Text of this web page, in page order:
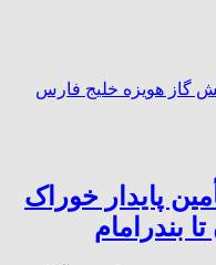
گاز هویزه خلیج فارس
پایدار خوراک
بندرامام